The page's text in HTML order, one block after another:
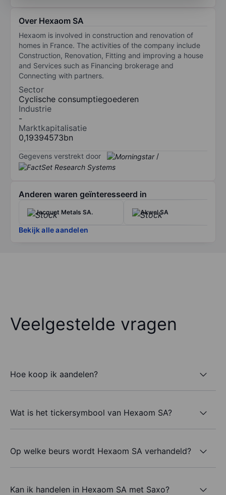
Over Hexaom SA
Hexaom is involved in construction and renovation of
homes in France. The activities of the company include
Construction, Renovation, Fitting and improving a house
and Services such as Financing brokerage and
Connecting with partners.
Sector
Cyclische consumptiegoederen
Industrie
-
Marktkapitalisatie
0,19394573bn
Gegevens verstrekt door /
Anderen waren geïnteresseerd in
Jacquet Metals SA. Akwel SA
Bekijk alle aandelen
Veelgestelde vragen
Hoe koop ik aandelen?
Wat is het tickersymbool van Hexaom SA?
Op welke beurs wordt Hexaom SA verhandeld?
Kan ik handelen in Hexaom SA met Saxo?